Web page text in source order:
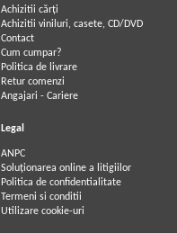
Achizitii cărți
Achizitii viniluri, casete, CD/DVD
Contact
Cum cumpar?
Politica de livrare
Retur comenzi
Angajari - Cariere
Legal
ANPC
Soluționarea online a litigiilor
Politica de confidentialitate
Termeni si conditii
Utilizare cookie-uri